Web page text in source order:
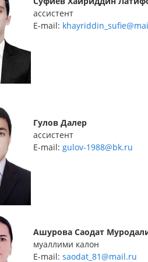
ассистент
E-mail:
Гулов Далер
ассистент
E-mail: gulov-1988@bk.ru
Ашурова Саодат
муаллими калон
E-mail: saodat_81@mail.ru